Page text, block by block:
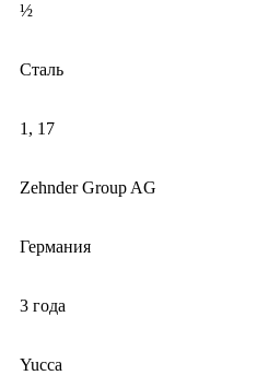
½
Сталь
1, 17
Zehnder Group AG
Германия
3 года
Yucca